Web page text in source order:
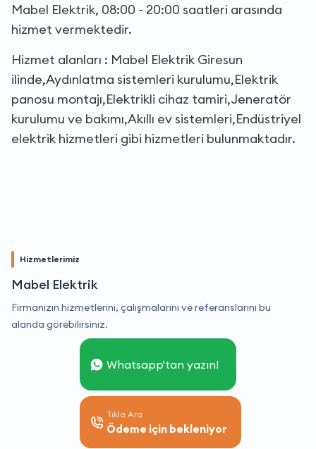
Mabel Elektrik, 08:00 - 20:00 saatleri arasında
hizmet vermektedir.
Hizmet alanları : Mabel Elektrik Giresun
ilinde,Aydınlatma sistemleri kurulumu,Elektrik
panosu montajı,Elektrikli cihaz tamiri,Jeneratör
kurulumu ve bakımı,Akıllı ev sistemleri,Endüstriyel
elektrik hizmetleri gibi hizmetleri bulunmaktadır.
Hizmetlerimiz
Mabel Elektrik
Firmanızın hizmetlerini, çalışmalarını ve referanslarını bu
alanda görebilirsiniz.
Whatsapp'tan yazın!
Tıkla Ara
Ödeme için bekleniyor